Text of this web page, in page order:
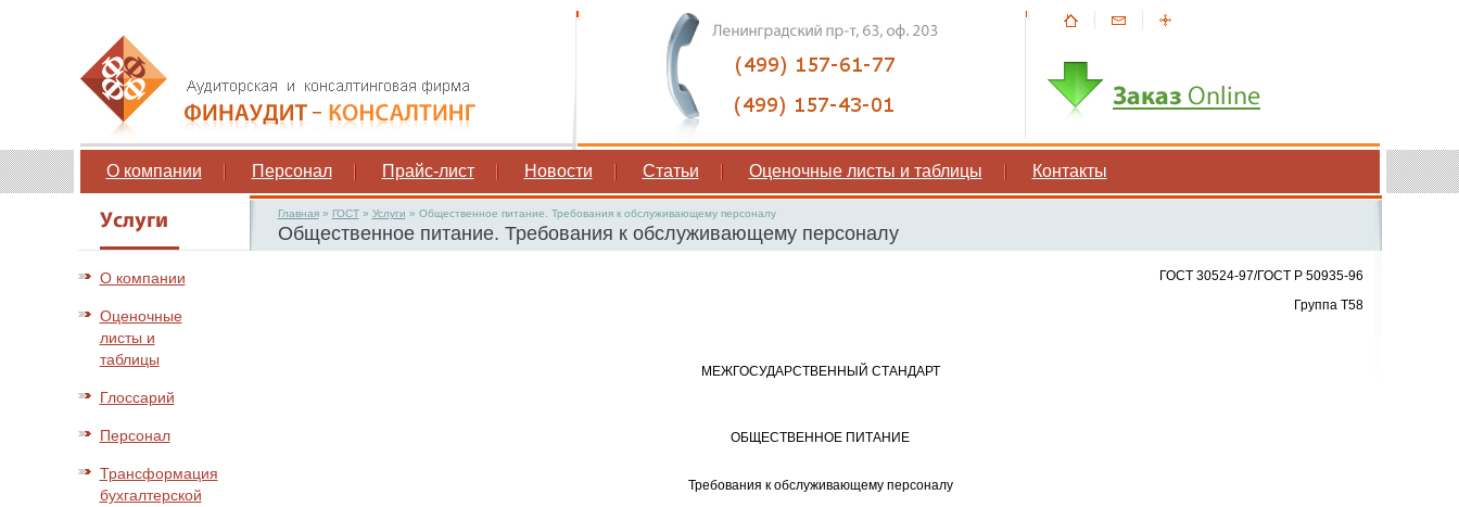
О компании Персонал Прайс-лист Новости Статьи Оценочные листы и таблицы Контакты
О компании
Оценочные
листы и
таблицы
Глоссарий
Персонал
Трансформация
бухгалтерской
Главная » ГОСТ » Услуги » Общественное питание. Требования к обслуживающему персоналу
Общественное питание. Требования к обслуживающему персоналу
ГОСТ 30524-97/ГОСТ Р 50935-96
Группа Т58
МЕЖГОСУДАРСТВЕННЫЙ СТАНДАРТ
ОБЩЕСТВЕННОЕ ПИТАНИЕ
Требования к обслуживающему персоналу